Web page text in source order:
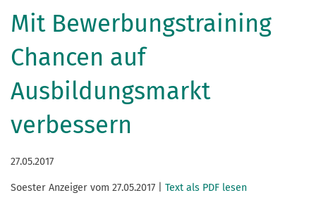
Mit Bewerbungstraining
Chancen auf
Ausbildungsmarkt
verbessern
27.05.2017
Soester Anzeiger vom 27.05.2017 | Text als PDF lesen